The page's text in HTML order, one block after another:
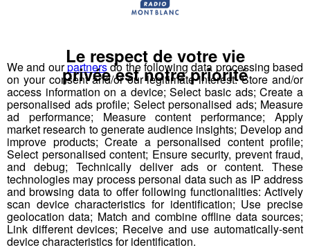
Annecy : trois jeunes veulent
recréer du lien entre les
générations
Le projet “Nos Vieux Amis” est né à Annecy et donne
la parole aux aînés.
Société
We and ourpartnersdo the following data processing based
on your consent and/or our legitimate interest: Store and/or
access information on a device; Select basic ads; Create a
personalised ads profile; Select personalised ads; Measure
ad performance; Measure content performance; Apply
market research to generate audience insights; Develop and
improve products; Create a personalised content profile;
Select personalised content; Ensure security, prevent fraud,
and debug; Technically deliver ads or content. These
technologies may process personal data such as IP address
and browsing data to offer following functionalities: Actively
scan device characteristics for identification; Use precise
geolocation data; Match and combine offline data sources;
Link different devices; Receive and use automatically-sent
device characteristics for identification.
Le respect de votre vie
privée est notre priorité